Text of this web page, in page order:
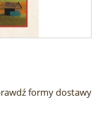
formy dostawy